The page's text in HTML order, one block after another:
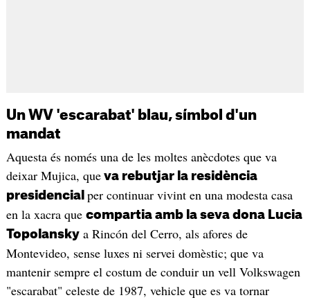
Un WV 'escarabat' blau, símbol d'un
mandat
Aquesta és només una de les moltes anècdotes que va
deixar Mujica, queva rebutjar la residència
presidencial per continuar vivint en una modesta casa
en la xacra que compartia amb la seva dona Lucia
Topolanskya Rincón del Cerro, als afores de
Montevideo, sense luxes ni servei domèstic; que va
mantenir sempre el costum de conduir un vell Volkswagen
"escarabat" celeste de 1987, vehicle que es va tornar